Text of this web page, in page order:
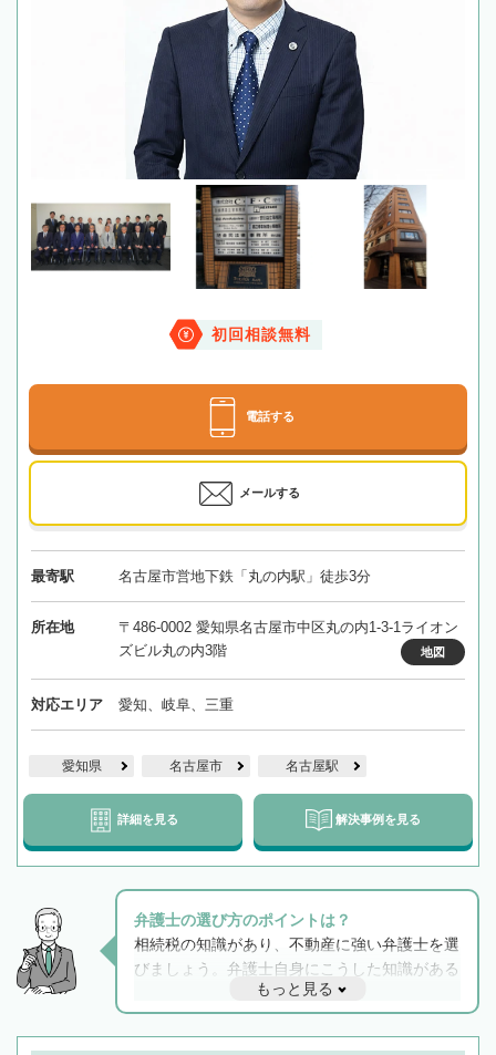
初回相談無料
電話する
メールする
最寄駅 名古屋市営地下鉄「丸の内駅」徒歩3分
所在地
〒486-0002 愛知県名古屋市中区丸の内1-3-1ライオン
ズビル丸の内3階
地図
対応エリア 愛知、岐阜、三重
愛知県 名古屋市 名古屋駅
詳細を見る 解決事例を見る
弁護士の選び方のポイントは？
相続税の知識があり、不動産に強い弁護士を選
びましょう。弁護士自身にこうした知識がある
と他士業との連携もスムーズに進み、トラブル
解決のみならず相続をトータルで任せることが
できます。また、相続は感情がからむ分野なの
もっと見る